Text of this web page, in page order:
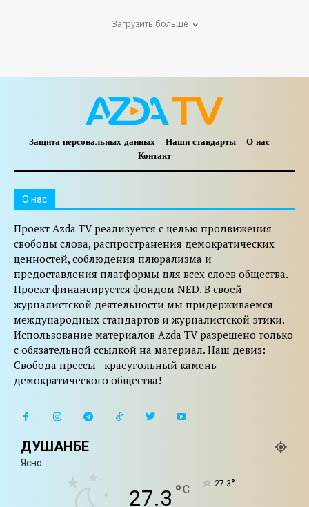
Загрузить больше
Защита персональных данных Наши стандарты
О нас
Контакт
O нас
Проект Azda TV реализуется с целью продвижения
свободы слова, распространения демократических
ценностей, соблюдения плюрализма и
предоставления платформы для всех слоев общества.
Проект финансируется фондом NED. В своей
журналистской деятельности мы придерживаемся
международных стандартов и журналистской этики.
Использование материалов Azda TV разрешено только
с обязательной ссылкой на материал. Наш девиз:
Свобода прессы– краеугольный камень
демократического общества!
ДУШАНБЕ
Ясно
27.3 °C 27.3°